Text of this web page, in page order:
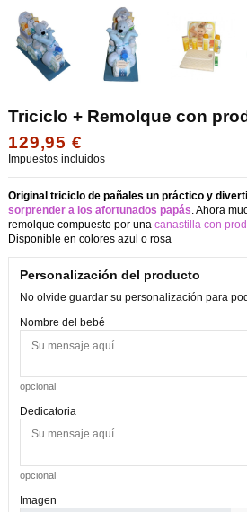
Triciclo + Remolque con
129,95 €
Impuestos incluidos
Original triciclo de pañales un práctico y
sorprender a los afortunados papás. Ahora
remolque compuesto por una canastilla con
Disponible en colores azul o rosa
Personalización del producto
No olvide guardar su personalización para
Nombre del bebé
opcional
Dedicatoria
opcional
Imagen